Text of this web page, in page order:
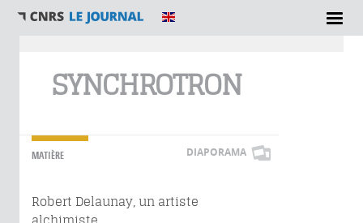
SYNCHROTRON
MATIÈRE DIAPORAMA
Robert Delaunay, un artiste